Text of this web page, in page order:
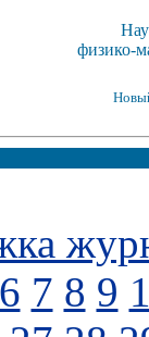
физико-
6 7 8 9